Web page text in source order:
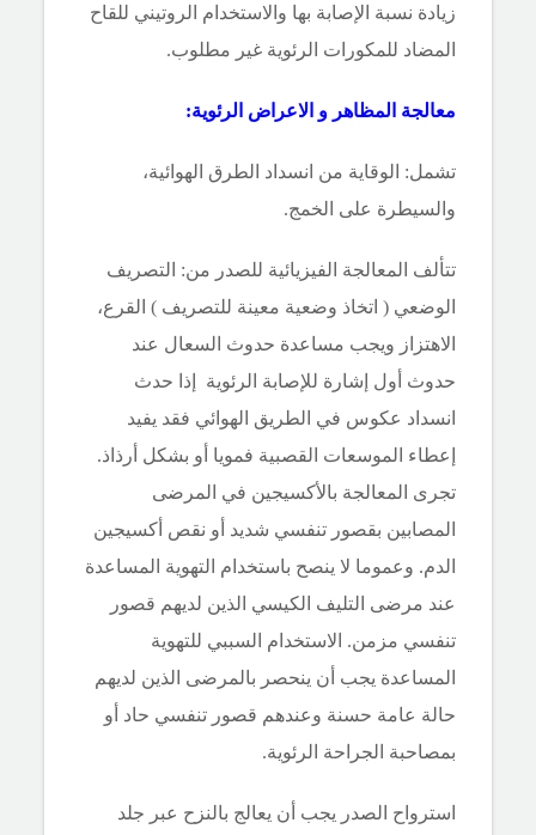
زيادة نسبة الإصابة بها والاستخدام الروتيني للقاح
المضاد للمكورات الرئوية غير مطلوب.
معالجة المظاهر و الاعراض الرئوية:
تشمل: الوقاية من انسداد الطرق الهوائية،
والسيطرة على الخمج.
تتألف المعالجة الفيزيائية للصدر من: التصريف
الوضعي ( اتخاذ وضعية معينة للتصريف ) القرع،
الاهتزاز ويجب مساعدة حدوث السعال عند
حدوث أول إشارة للإصابة الرئوية إذا حدث
انسداد عكوس في الطريق الهوائي فقد يفيد
إعطاء الموسعات القصبية فمويا أو بشكل أرذاذ.
تجرى المعالجة بالأكسيجين في المرضى
المصابين بقصور تنفسي شديد أو نقص أكسيجين
الدم. وعموما لا ينصح باستخدام التهوية المساعدة
عند مرضى التليف الكيسي الذين لديهم قصور
تنفسي مزمن. الاستخدام السببي للتهوية
المساعدة يجب أن ينحصر بالمرضى الذين لديهم
حالة عامة حسنة وعندهم قصور تنفسي حاد أو
بمصاحبة الجراحة الرئوية.
استرواح الصدر يجب أن يعالج بالنزح عبر جلد